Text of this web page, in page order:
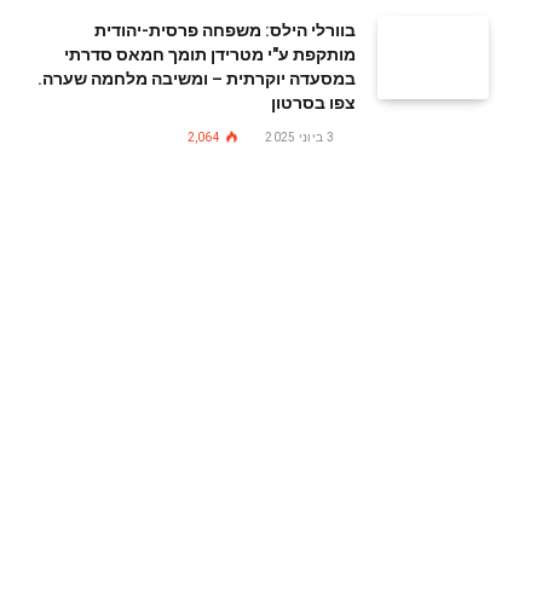
בוורלי הילס: משפחה פרסית-יהודית
מותקפת ע"י מטרידן תומך חמאס סדרתי
במסעדה יוקרתית – ומשיבה מלחמה שערה.
צפו בסרטון
3 ביוני 2025 2,064